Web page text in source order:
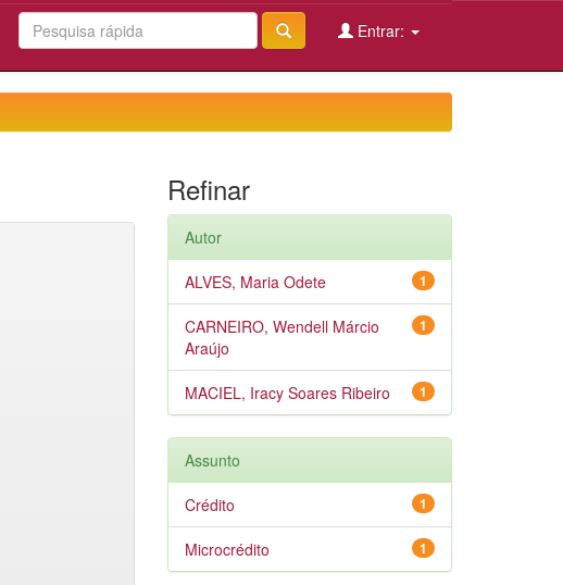
Entrar:
Refinar
Autor
1
ALVES, Maria Odete
1
CARNEIRO, Wendell Márcio
Araújo
1
MACIEL, Iracy Soares Ribeiro
Assunto
1
Crédito
1
Microcrédito